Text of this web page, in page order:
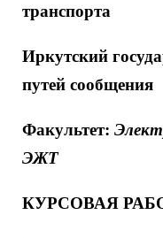
транспорта
Иркутский
путей сообщения
Факультет:
ЭЖТ
КУРСОВАЯ